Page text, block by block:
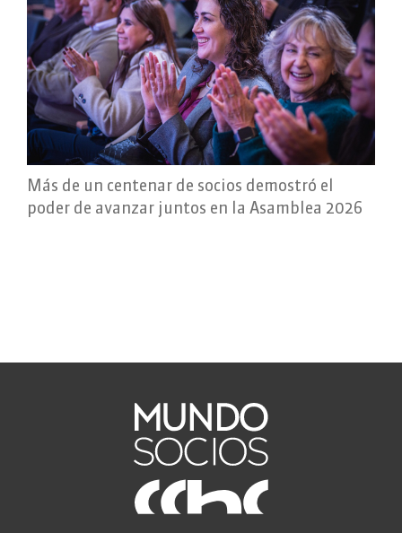
Más de un centenar de socios demostró el
poder de avanzar juntos en la Asamblea 2026